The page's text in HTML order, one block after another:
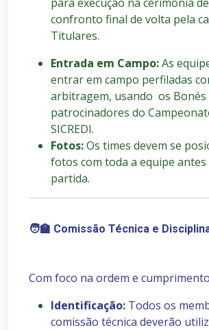
confronto final de volta pela
Titulares.
Entrada em Campo:As
entrar em campo perfiladas
arbitragem, usando os Bonés
patrocinadores do
SICREDI.
Fotos:Os times devem se
fotos com toda a equipe antes
partida.
🧑‍🏫 Comissão Técnica e
Com foco na ordem e
Identificação: Todos os
comissão técnica deverão